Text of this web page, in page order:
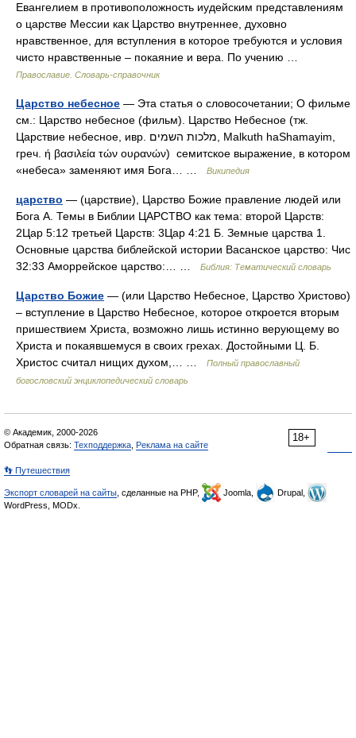
Евангелием в противоположность иудейским представлениям
о царстве Мессии как Царство внутреннее, духовно
нравственное, для вступления в которое требуются и условия
чисто нравственные – покаяние и вера. По учению …
Православие. Словарь-справочник
Царство небесное — Эта статья о словосочетании; О фильме
см.: Царство небесное (фильм). Царство Небесное (тж.
Царствие небесное, ивр. ‎מלכות השמים‎, Malkuth haShamayim,
греч. ή βασιλεία τών ουρανών) семитское выражение, в котором
«небеса» заменяют имя Бога… …
Википедия
царство — (царствие), Царство Божие правление людей или
Бога А. Темы в Библии ЦАРСТВО как тема: второй Царств:
2Цар 5:12 третьей Царств: 3Цар 4:21 Б. Земные царства 1.
Основные царства библейской истории Васанское царство: Чис
32:33 Аморрейское царство:… …
Библия: Тематический словарь
Царство Божие — (или Царство Небесное, Царство Христово)
– вступление в Царство Небесное, которое откроется вторым
пришествием Христа, возможно лишь истинно верующему во
Христа и покаявшемуся в своих грехах. Достойными Ц. Б.
Христос считал нищих духом,… …
Полный православный
богословский энциклопедический словарь
18+
© Академик, 2000-2026
Обратная связь: Техподдержка Реклама на сайте
👣 Путешествия
Экспорт словарей на сайты , сделанные на PHP, Joomla,
Drupal,
WordPress, MODx.